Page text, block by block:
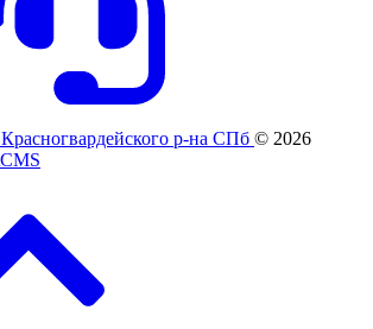
р-на СПб © 2026